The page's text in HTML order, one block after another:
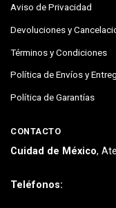
Aviso de Privacidad
Devoluciones y
Términos y Condiciones
Política de Envíos y
Política de Garantías
CONTACTO
Cuidad de México,
Teléfonos: